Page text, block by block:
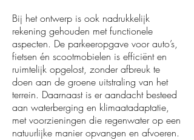
Bij het ontwerp is ook nadrukkelijk
rekening gehouden met functionele
aspecten. De parkeeropgave voor auto’s,
fietsen én scootmobielen is efficiënt en
ruimtelijk opgelost, zonder afbreuk te
doen aan de groene uitstraling van het
terrein. Daarnaast is er aandacht besteed
aan waterberging en klimaatadaptatie,
met voorzieningen die regenwater op een
natuurlijke manier opvangen en afvoeren.